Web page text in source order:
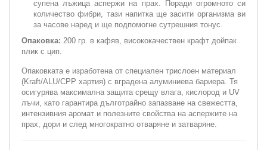
супена лъжица аспержи на прах. Поради огромното си
количество фибри, тази напитка ще засити организма ви
за часове наред и ще подпомогне сутрешния тонус.
Опаковка: 200 гр. в кафяв, висококачествен крафт дойпак
плик с цип.
Опаковката е изработена от специален трислоен материал
(Kraft/ALU/CPP хартия) с вградена алуминиева бариера. Тя
осигурява максимална защита срещу влага, кислород и UV
лъчи, като гарантира дълготрайно запазване на свежестта,
интензивния аромат и полезните свойства на аспержите на
прах, дори и след многократно отваряне и затваряне.